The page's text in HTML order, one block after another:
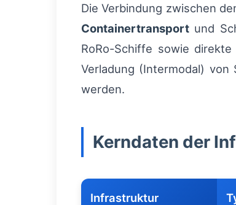
Die Verbindung zwischen
Containertransport und
RoRo-Schiffe sowie
Verladung (Intermodal)
werden.
Kerndaten der
Infrastruktur